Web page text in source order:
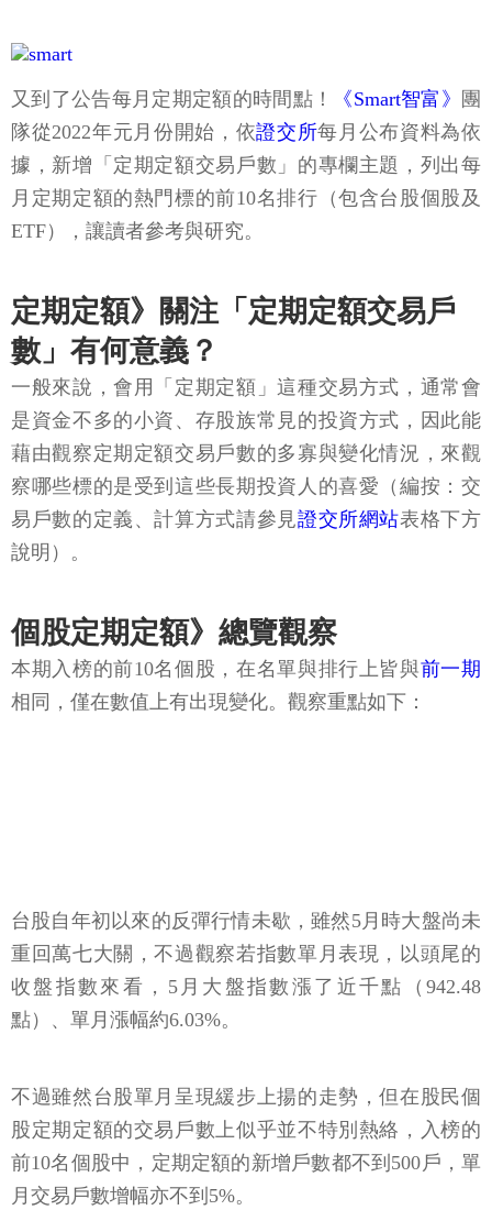
又到了公告每月定期定額的時間點！ 《Smart智富》
團
隊從2022年元月份開始，依證交所每月公布資料為依
據，新增「定期定額交易戶數」的專欄主題，列出每
月定期定額的熱門標的前10名排行（包含台股個股及
ETF），讓讀者參考與研究。
定期定額》關注「定期定額交易戶
數」有何意義？
一般來說，會用「定期定額」這種交易方式，通常會
是資金不多的小資、存股族常見的投資方式，因此能
藉由觀察定期定額交易戶數的多寡與變化情況，來觀
察哪些標的是受到這些長期投資人的喜愛（編按：交
易戶數的定義、計算方式請參見證交所網站表格下方
說明）。
個股定期定額》總覽觀察
本期入榜的前10名個股，在名單與排行上皆與前一期
相同，僅在數值上有出現變化。觀察重點如下：
台股自年初以來的反彈行情未歇，雖然5月時大盤尚未
重回萬七大關，不過觀察若指數單月表現，以頭尾的
收盤指數來看，5月大盤指數漲了近千點（942.48
點）、單月漲幅約6.03%。
不過雖然台股單月呈現緩步上揚的走勢，但在股民個
股定期定額的交易戶數上似乎並不特別熱絡，入榜的
前10名個股中，定期定額的新增戶數都不到500戶，單
月交易戶數增幅亦不到5%。